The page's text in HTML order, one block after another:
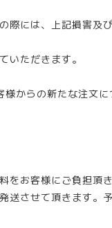
際には、上記損害及
いただきます。
からの新たな注文
をお客様にご負担頂き
させて頂きます。